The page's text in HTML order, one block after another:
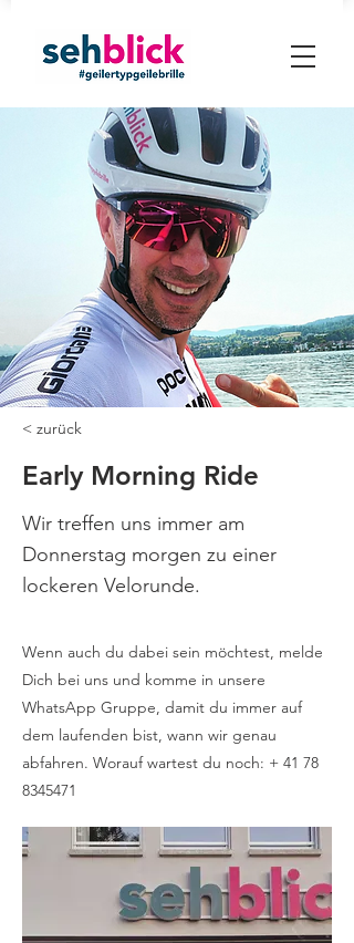
< zurück
Early Morning Ride
Wir treffen uns immer am
Donnerstag morgen zu einer
lockeren Velorunde.
Wenn auch du dabei sein möchtest, melde
Dich bei uns und komme in unsere
WhatsApp Gruppe, damit du immer auf
dem laufenden bist, wann wir genau
abfahren. Worauf wartest du noch: + 41 78
8345471